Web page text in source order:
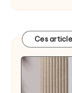
Ces